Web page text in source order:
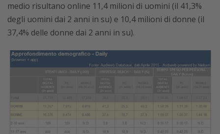
medio risultano online 11,4 milioni di uomini (il 41,3%
degli uomini dai 2 anni in su) e 10,4 milioni di donne (il
37,4% delle donne dai 2 anni in su).